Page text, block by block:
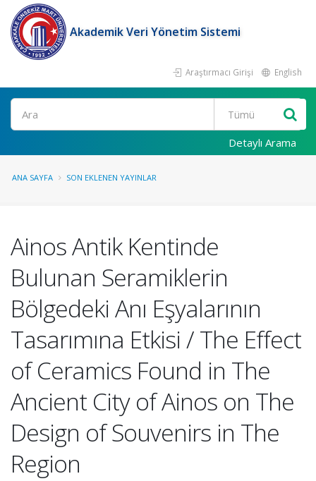
Akademik Veri Yönetim Sistemi
Araştırmacı Girişi English
Ara
Detaylı Arama
ANA SAYFA SON EKLENEN YAYINLAR
Ainos Antik Kentinde
Bulunan Seramiklerin
Bölgedeki Anı Eşyalarının
Tasarımına Etkisi / The Effect
of Ceramics Found in The
Ancient City of Ainos on The
Design of Souvenirs in The
Region